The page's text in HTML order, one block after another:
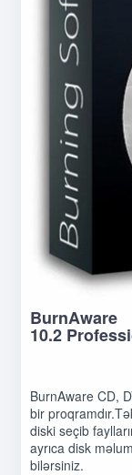
BurnAware
10.2
BurnAware CD,
bir
diski seçib
ayrıca disk
bilərsiniz.